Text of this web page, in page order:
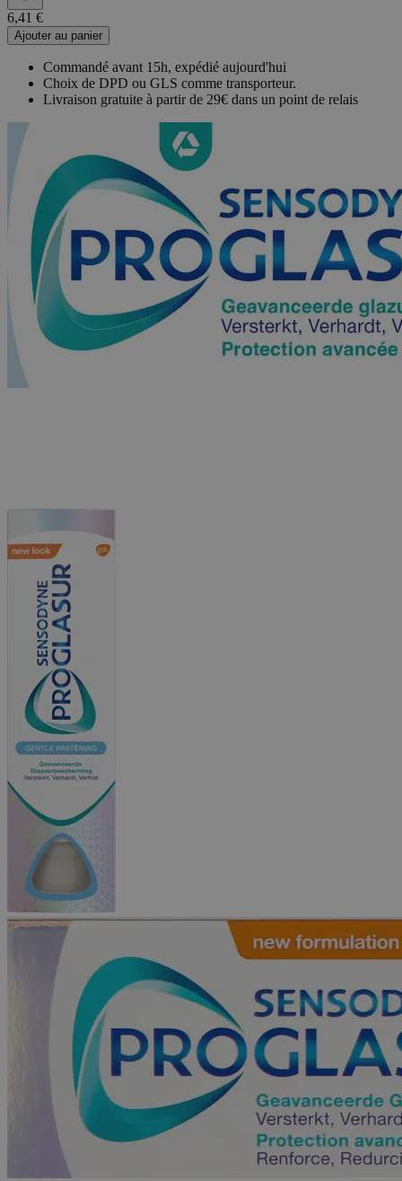
6,41 €
Ajouter au panier
Commandé avant 15h, expédié aujourd'hui
Choix de DPD ou GLS comme transporteur.
Livraison gratuite à partir de 29€ dans un point de relais